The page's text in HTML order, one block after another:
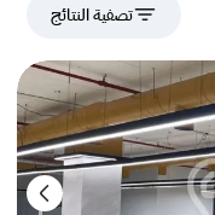
تصفية النتائج